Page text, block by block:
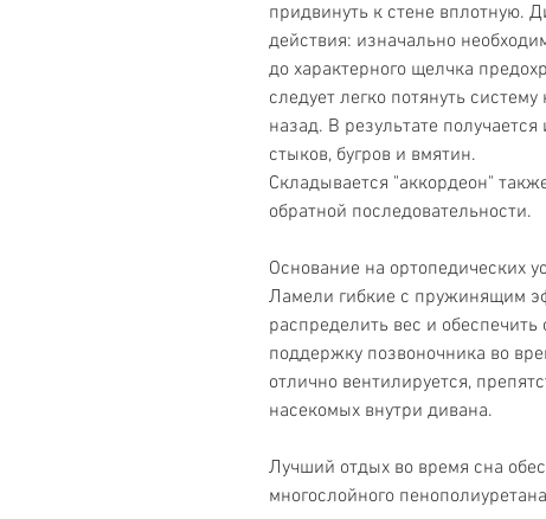
придвинуть к стене вплотную.
действия: изначально
до характерного щелчка
следует легко потянуть
назад. В результате
стыков, бугров и вмятин.
Складывается "аккордеон"
обратной последовательности.
Основание на ортопедических
Ламели гибкие с пружинящим
распределить вес и
поддержку позвоночника во
отлично вентилируется,
насекомых внутри дивана.
Лучший отдых во время сна
многослойного